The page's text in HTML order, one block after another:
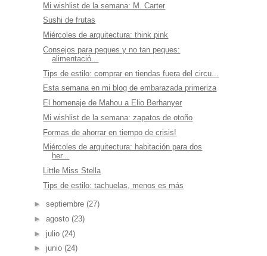
Mi wishlist de la semana: M. Carter
Sushi de frutas
Miércoles de arquitectura: think pink
Consejos para peques y no tan peques:
alimentació...
Tips de estilo: comprar en tiendas fuera del circu...
Esta semana en mi blog de embarazada primeriza
El homenaje de Mahou a Elio Berhanyer
Mi wishlist de la semana: zapatos de otoño
Formas de ahorrar en tiempo de crisis!
Miércoles de arquitectura: habitación para dos
her...
Little Miss Stella
Tips de estilo: tachuelas, menos es más
► septiembre (27)
► agosto (23)
► julio (24)
► junio (24)